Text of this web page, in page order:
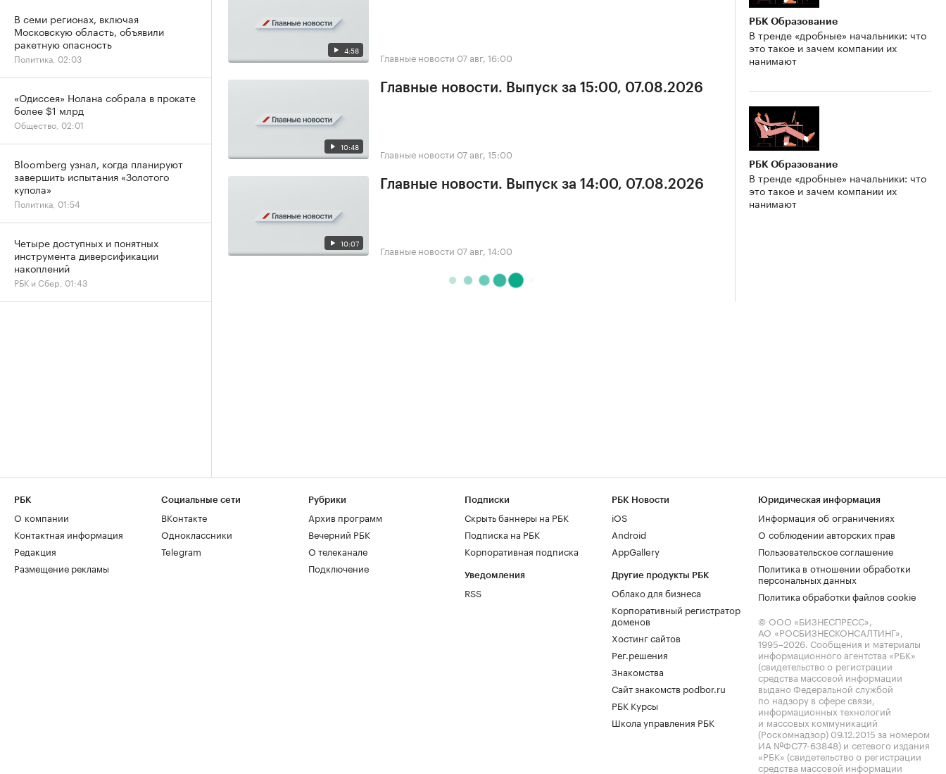
4:58 Главные новости 07 авг, 16:00
10:48
Главные новости. Выпуск за 15:00, 07.08.2026
Главные новости 07 авг, 15:00
10:07
Главные новости. Выпуск за 14:00, 07.08.2026
Главные новости 07 авг, 14:00
РБК Образование
В тренде «дробные» начальники: что
это такое и зачем компании их
нанимают
РБК Образование
В тренде «дробные» начальники: что
это такое и зачем компании их
нанимают
В семи регионах, включая
Московскую область, объявили
ракетную опасность
Политика, 02:03
«Одиссея» Нолана собрала в прокате
более $1 млрд
Общество, 02:01
Bloomberg узнал, когда планируют
завершить испытания «Золотого
купола»
Политика, 01:54
Четыре доступных и понятных
инструмента диверсификации
накоплений
РБК и Сбер, 01:43
РБК
О компании
Контактная информация
Редакция
Размещение рекламы
Социальные сети
ВКонтакте
Одноклассники
Telegram
Рубрики
Архив программ
Вечерний РБК
О телеканале
Подключение
Подписки
Скрыть баннеры на РБК
Подписка на РБК
Корпоративная подписка
Уведомления
RSS
РБК Новости
iOS
Android
AppGallery
Другие продукты РБК
Облако для бизнеса
Корпоративный регистратор
доменов
Хостинг сайтов
Рег.решения
Знакомства
Сайт знакомств podbor.ru
РБК Курсы
Школа управления РБК
Юридическая информация
Информация об ограничениях
О соблюдении авторских прав
Пользовательское соглашение
Политика в отношении обработки
персональных данных
Политика обработки файлов cookie
© ООО «БИЗНЕСПРЕСС»,
АО «РОСБИЗНЕСКОНСАЛТИНГ»,
1995–2026. Сообщения и материалы
информационного агентства «РБК»
(свидетельство о регистрации
средства массовой информации
выдано Федеральной службой
по надзору в сфере связи,
информационных технологий
и массовых коммуникаций
(Роскомнадзор) 09.12.2015 за номером
ИА №ФС77-63848) и сетевого издания
«РБК» (свидетельство о регистрации
средства массовой информации